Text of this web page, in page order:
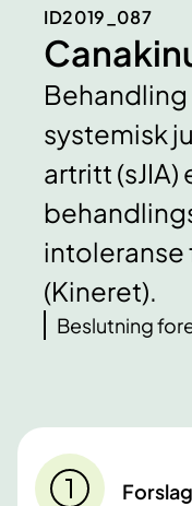
ID2019_087
systemisk
artritt (sJIA)
intoleranse
(Kineret).
Beslutning
Forslag